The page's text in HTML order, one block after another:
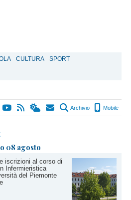
CULTURA
SPORT
Archivio Mobile
08 agosto
iscrizioni al corso di
Infermieristica
del Piemonte